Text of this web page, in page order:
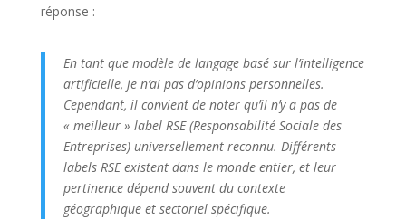
réponse :
En tant que modèle de langage basé sur l’intelligence
artificielle, je n’ai pas d’opinions personnelles.
Cependant, il convient de noter qu’il n’y a pas de
« meilleur » label RSE (Responsabilité Sociale des
Entreprises) universellement reconnu. Différents
labels RSE existent dans le monde entier, et leur
pertinence dépend souvent du contexte
géographique et sectoriel spécifique.